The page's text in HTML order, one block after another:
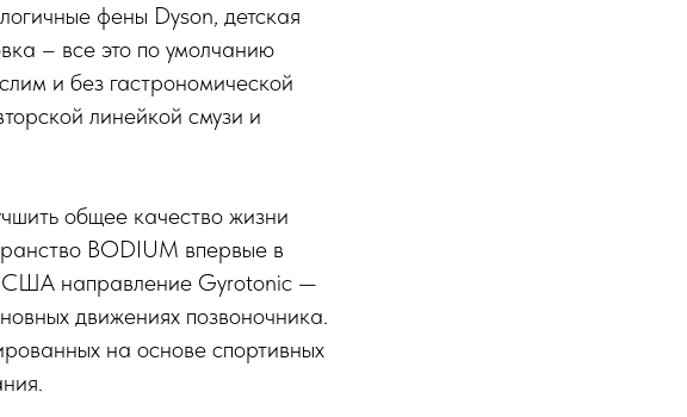
фены Dyson, детская
– все это по умолчанию
и без гастрономической
линейкой смузи и
общее качество жизни
BODIUM впервые в
США направление Gyrotonic —
движениях позвоночника.
на основе спортивных